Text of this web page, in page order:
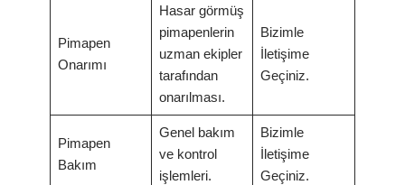
Pimapen
Onarımı
Hasar görmüş
pimapenlerin
uzman ekipler
tarafından
onarılması.
Bizimle
İletişime
Geçiniz.
Pimapen
Bakım
Genel bakım
ve kontrol
işlemleri.
Bizimle
İletişime
Geçiniz.